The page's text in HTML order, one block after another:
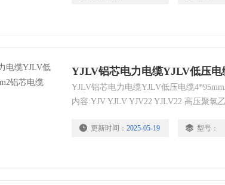
YJLV铝芯电力电缆YJLV低压电
YJLV铝芯电力电缆YJLV低压电缆
内容:YJV YJLV YJV22 YJLV22 高压聚氯
更新时间： 2025-05-19 型号：